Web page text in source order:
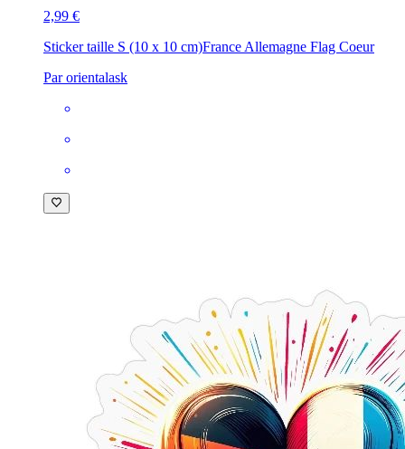
2,99 €
Sticker taille S (10 x 10 cm)France Allemagne Flag Coeur
Par orientalask